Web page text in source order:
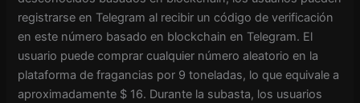
registrarse en Telegram al recibir un código de verificación
en este número basado en blockchain en Telegram. El
usuario puede comprar cualquier número aleatorio en la
plataforma de fragancias por 9 toneladas, lo que equivale a
aproximadamente $ 16. Durante la subasta, los usuarios